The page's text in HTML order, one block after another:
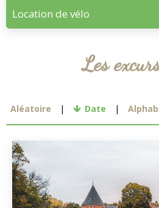
Location de vélo
Les
Aléatoire Date